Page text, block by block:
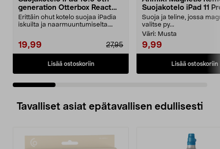
generation Otterbox React
Folio
Erittäin ohut kotelo suojaa iPadia
iskuilta ja naarmuuntumiselta.
19,99 27,95
Lisää ostoskoriin
Suojakotelo iPad 11
Suoja ja teline, jossa
valitse py...
Väri: Musta
9,99
Lisää ostoskoriin
Tavalliset asiat epätavallisen edullisesti